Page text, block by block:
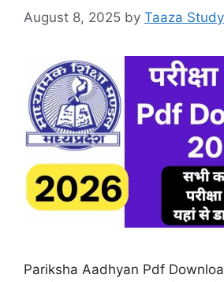
August 8, 2025 by Taaza Study
Pariksha Aadhyan Pdf